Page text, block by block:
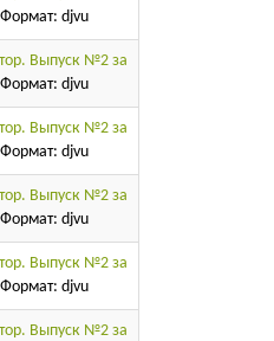
djvu
Выпуск №2 за
djvu
Выпуск №2 за
djvu
Выпуск №2 за
djvu
Выпуск №2 за
djvu
Выпуск №2 за